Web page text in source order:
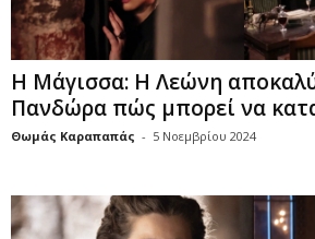
Η Μάγισσα: Η Λεώνη
Πανδώρα πώς μπορεί να
Θωμάς Καραπαπάς - 5 Νοεμβρίου 2024